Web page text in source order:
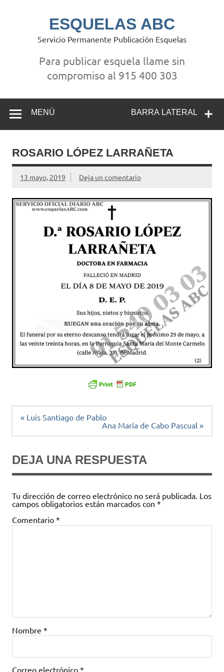
ESQUELAS ABC
Servicio Permanente Publicación Esquelas
Para publicar esquela llame sin
compromiso al 915 400 303
BARRA LATERAL
MENÚ
ROSARIO LÓPEZ LARRAÑETA
13 mayo, 2019 Deja un comentario
Navegación
« Luis Santiago de Pablo
Ana María de Cabo Pascual »
DEJA UNA RESPUESTA
Tu dirección de correo electrónico no será publicada. Los
campos obligatorios están marcados con *
Comentario *
Nombre *
Correo electrónico *